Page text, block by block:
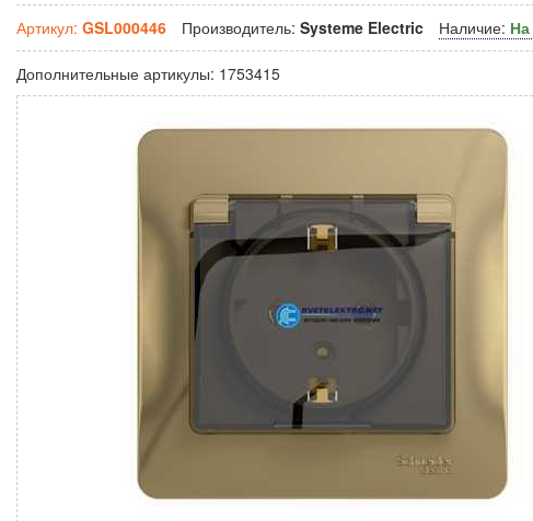
Артикул: GSL000446 Производитель: Systeme Electric Наличие: На
Дополнительные артикулы: 1753415